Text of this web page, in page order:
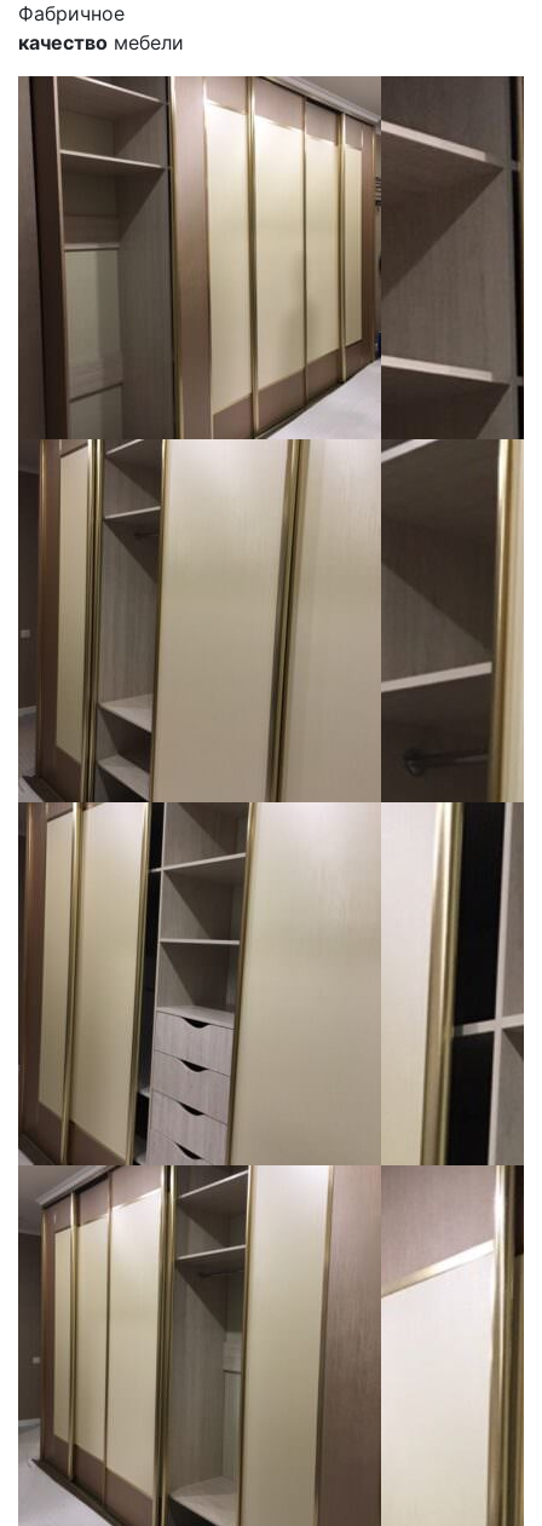
Фабричное
качество мебели